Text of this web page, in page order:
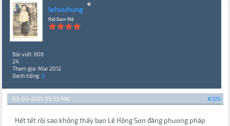
lehuuhung
Rất Đam Mê
Bài viết: 606
24
Tham gia: Mar 2012
Danh tiếng: 2
#325
03-05-2021, 09:53 AM
Hết tết rồi sao không thấy bạn Lê Hồng Sơn đăng phương pháp